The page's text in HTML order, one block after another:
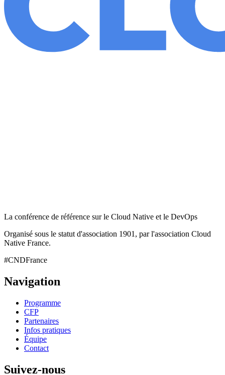
La conférence de référence sur le Cloud Native et le DevOps
Organisé sous le statut d'association 1901, par l'association Cloud
Native France.
#CNDFrance
Navigation
Programme
CFP
Partenaires
Infos pratiques
Équipe
Contact
Suivez-nous